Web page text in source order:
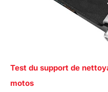
Test du support de
motos